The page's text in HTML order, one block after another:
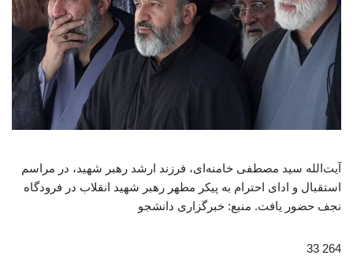
آیت‌الله سید مصطفی خامنه‌ای، فرزند ارشد رهبر شهید، در مراسم
استقبال و ادای احترام به پیکر مطهر رهبر شهید انقلاب در فرودگاه
نجف حضور یافت. منبع: خبرگزاری دانشجو
264 33